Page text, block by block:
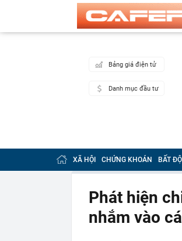
Bảng giá điện tử
Danh mục đầu tư
XÃ HỘI CHỨNG KHOÁN BẤT
Phát hiện
nhắm vào